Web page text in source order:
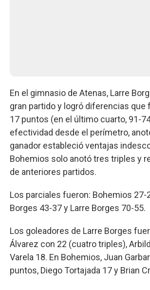
En el gimnasio de Atenas, Larre
gran partido y logró diferencias que
17 puntos (en el último cuarto, 91-
efectividad desde el perímetro,
ganador estableció ventajas
Bohemios solo anotó tres triples y
de anteriores partidos.
Los parciales fueron: Bohemios 27-
Borges 43-37 y Larre Borges 70-55.
Los goleadores de Larre Borges
Álvarez con 22 (cuatro triples),
Varela 18. En Bohemios, Juan
puntos, Diego Tortajada 17 y Brian